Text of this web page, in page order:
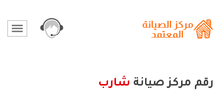
رقم مركز صيانة شارب